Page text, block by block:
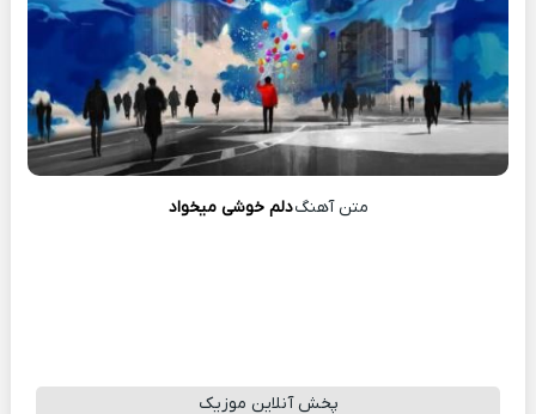
متن آهنگدلم خوشی میخواد
پخش آنلاین موزیک